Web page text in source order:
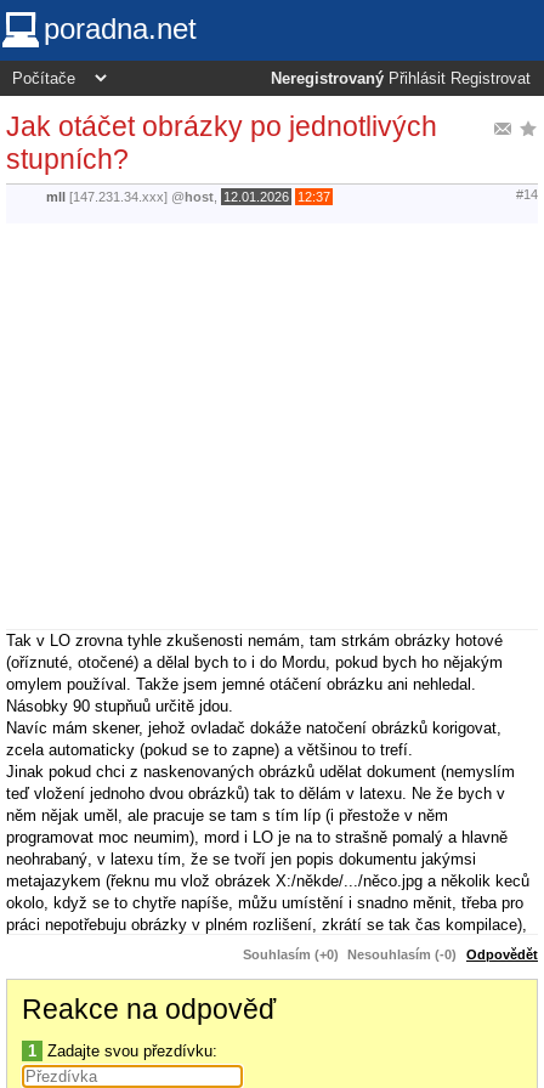
poradna.net
Neregistrovaný Přihlásit Registrovat
Jak otáčet obrázky po jednotlivých
stupních?
mll [147.231.34.xxx] @host 12.01.2026 12:37 #14
Tak v LO zrovna tyhle zkušenosti nemám, tam strkám obrázky hotové
(oříznuté, otočené) a dělal bych to i do Mordu, pokud bych ho nějakým
omylem používal. Takže jsem jemné otáčení obrázku ani nehledal.
Násobky 90 stupňuů určitě jdou.
Navíc mám skener, jehož ovladač dokáže natočení obrázků korigovat,
zcela automaticky (pokud se to zapne) a většinou to trefí.
Jinak pokud chci z naskenovaných obrázků udělat dokument (nemyslím
teď vložení jednoho dvou obrázků) tak to dělám v latexu. Ne že bych v
něm nějak uměl, ale pracuje se tam s tím líp (i přestože v něm
programovat moc neumim), mord i LO je na to strašně pomalý a hlavně
neohrabaný, v latexu tím, že se tvoří jen popis dokumentu jakýmsi
metajazykem (řeknu mu vlož obrázek X:/někde/.../něco.jpg a několik keců
okolo, když se to chytře napíše, můžu umístění i snadno měnit, třeba pro
práci nepotřebuju obrázky v plném rozlišení, zkrátí se tak čas kompilace),
taggy pro vložení obrázků si vygeneruju v LO Calcu (obalím název souboru
potřebnými příkazy). Ale zase už všechno s hotovými obrázky, jestli tam je
přece mi přijde lepší mít obrázky hotové připravené zvlášť. K tomuhle jsem
už nevím a po třetím obrázku vloženém do writeru mě došla trpělivost (pro
mord jsem měl nějaké makro, ale to se mi nechtělo hledat a v LO writeru
Souhlasím (+0) Nesouhlasím (-0) Odpovědět
Reakce na odpověď
1 Zadajte svou přezdívku: